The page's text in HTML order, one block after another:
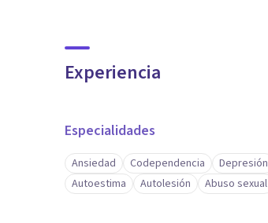
Experiencia
Especialidades
Ansiedad Codependencia Depresión
Autoestima
Autolesión Abuso sexual